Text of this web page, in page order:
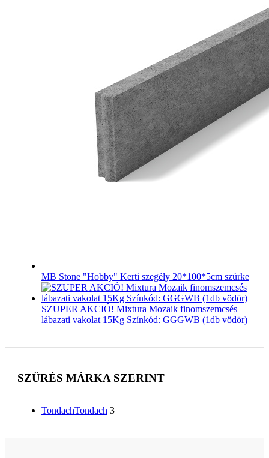
MB Stone "Hobby" Kerti szegély 20*100*5cm szürke
SZUPER AKCIÓ! Mixtura Mozaik finomszemcsés
lábazati vakolat 15Kg Színkód: GGGWB (1db vödör)
SZŰRÉS MÁRKA SZERINT
TondachTondach 3